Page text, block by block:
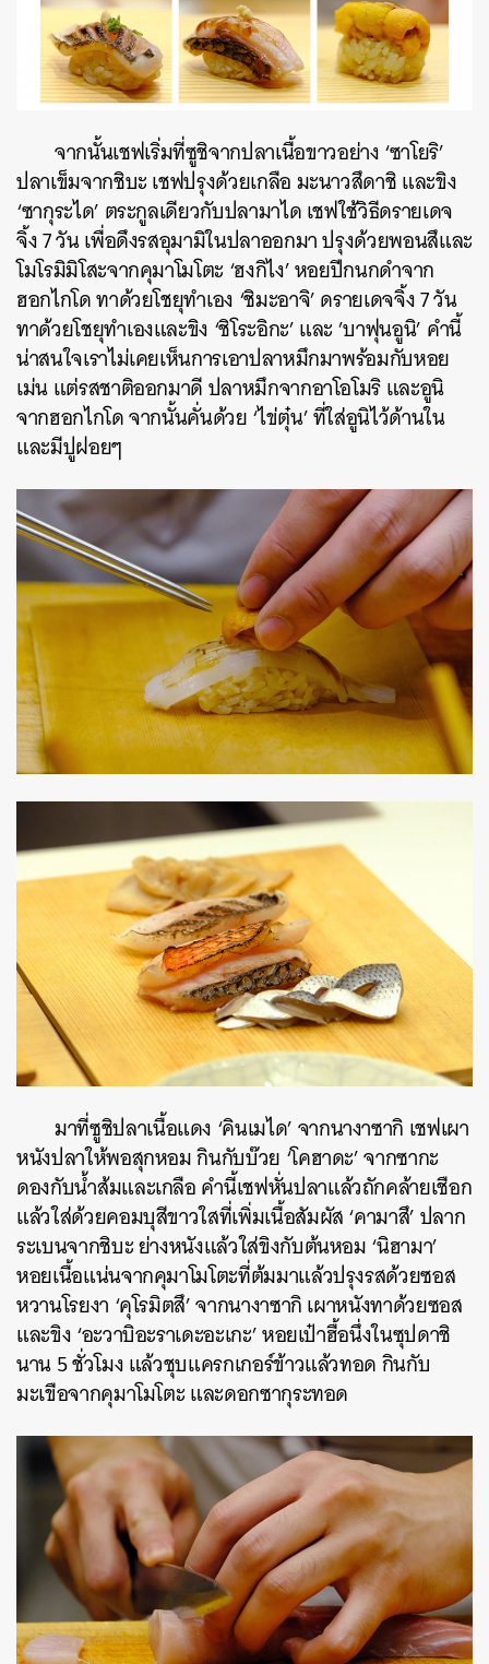
จากนั้นเชฟเริ่มที่ซูชิจากปลาเนื้อขาวอย่าง ‘ซาโยริ’
ปลาเข็มจากชิบะ เชฟปรุงด้วยเกลือ มะนาวสึดาชิ และขิง
‘ซากุระได’ ตระกูลเดียวกับปลามาได เชฟใช้วิธีดรายเดจ
จิ้ง 7 วัน เพื่อดึงรสอุมามิในปลาออกมา ปรุงด้วยพอนสึและ
โมโรมิมิโสะจากคุมาโมโตะ ‘ฮงกิไง’ หอยปีกนกดำจาก
ฮอกไกโด ทาด้วยโชยุทำเอง ‘ชิมะอาจิ’ ดรายเดจจิ้ง 7 วัน
ทาด้วยโชยุทำเองและขิง ‘ชิโระอิกะ’ และ ’บาฟุนอูนิ’ คำนี้
น่าสนใจเราไม่เคยเห็นการเอาปลาหมึกมาพร้อมกับหอย
เม่น แต่รสชาติออกมาดี ปลาหมึกจากอาโอโมริ และอูนิ
จากฮอกไกโด จากนั้นคั่นด้วย ‘ไข่ตุ๋น’ ที่ใส่อูนิไว้ด้านใน
และมีปูฝอยๆ
มาที่ซูชิปลาเนื้อแดง ‘คินเมได’ จากนางาซากิ เชฟเผา
หนังปลาให้พอสุกหอม กินกับบ๊วย ‘โคฮาดะ’ จากซากะ
ดองกับน้ำส้มและเกลือ คำนี้เชฟหั่นปลาแล้วถักคล้ายเชือก
แล้วใส่ด้วยคอมบุสีขาวใสที่เพิ่มเนื้อสัมผัส ‘คามาสึ’ ปลาก
ระเบนจากชิบะ ย่างหนังแล้วใส่ขิงกับต้นหอม ‘นิฮามา’
หอยเนื้อแน่นจากคุมาโมโตะที่ต้มมาแล้วปรุงรสด้วยซอส
หวานโรยงา ‘คุโรมิตสึ’ จากนางาซากิ เผาหนังทาด้วยซอส
และขิง ‘อะวาบิอะราเดะอะเกะ’ หอยเป๋าฮื้อนึ่งในซุปดาชิ
นาน 5 ชั่วโมง แล้วชุบแครกเกอร์ข้าวแล้วทอด กินกับ
มะเขือจากคุมาโมโตะ และดอกซากุระทอด
SHARE TWEET LINE EMAIL